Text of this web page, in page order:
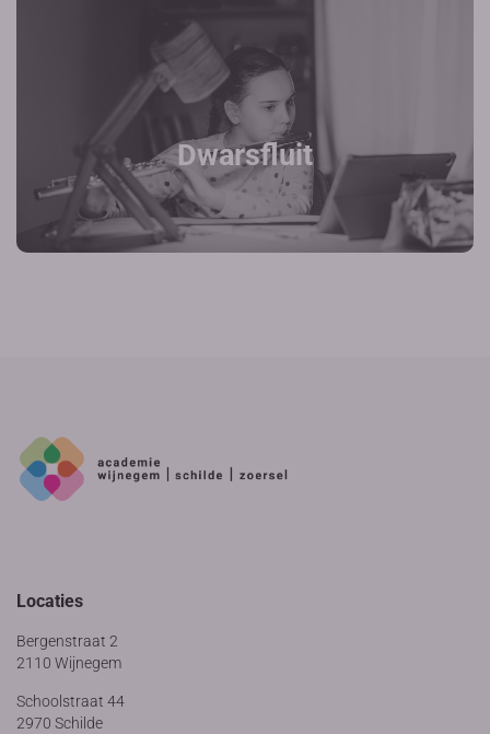
Dwarsfluit
Locaties
Bergenstraat 2
2110 Wijnegem
Schoolstraat 44
2970 Schilde